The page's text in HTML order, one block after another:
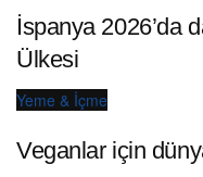
İspanya 2026’da
Ülkesi
Yeme & İçme
Veganlar için